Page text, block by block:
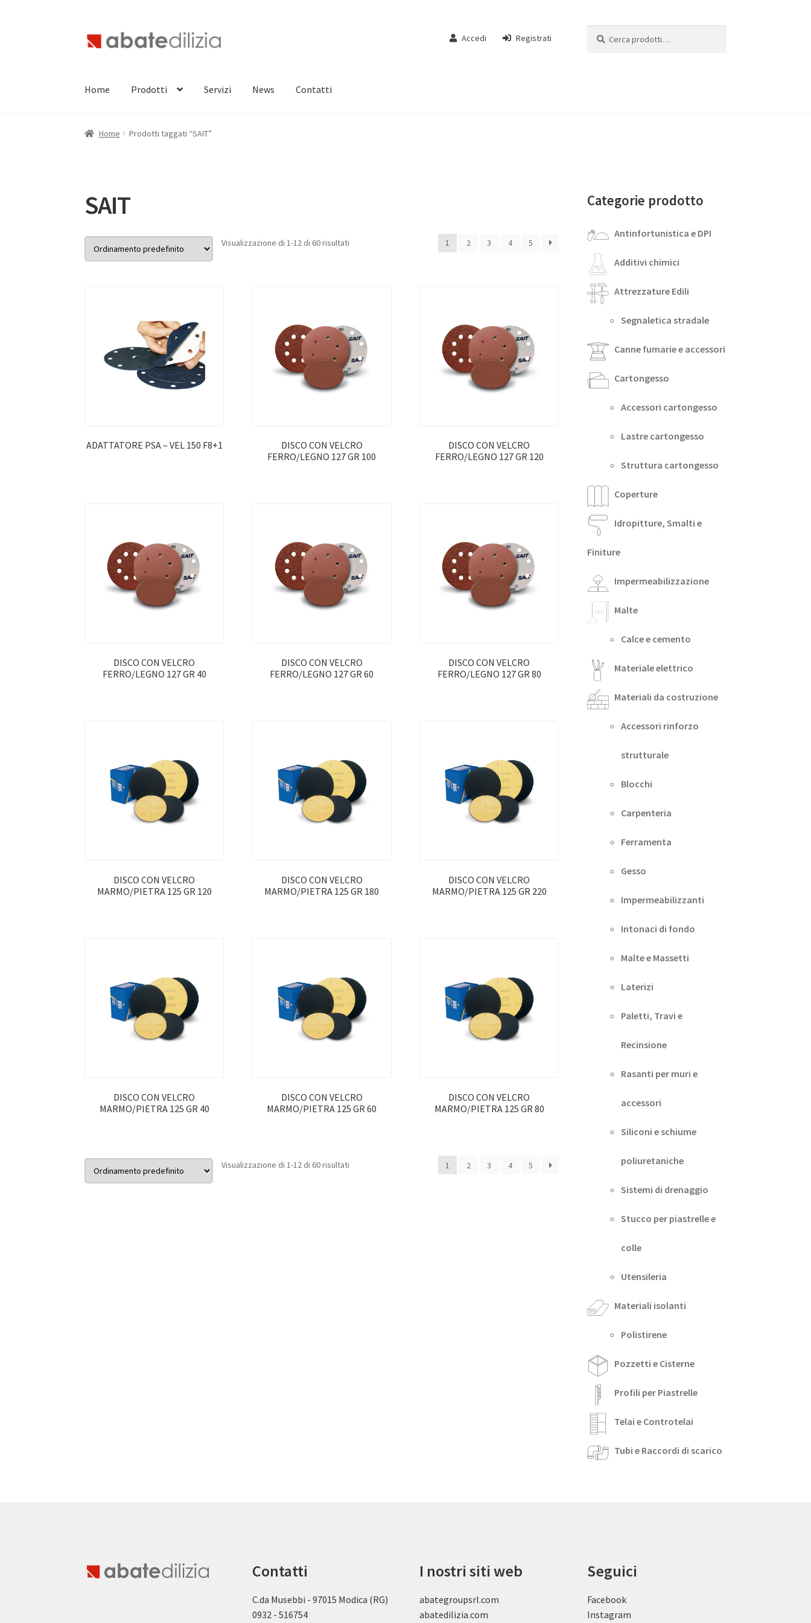
Vai
alla
Vai
al
Accedi Registrati
Home Prodotti Servizi News Contatti
Home Prodotti taggati “SAIT”
SAIT
Visualizzazione di 1-12 di 60 risultati 1 2 3 4 5
ADATTATORE PSA – VEL 150 F8+1
DISCO CON VELCRO
FERRO/LEGNO 127 GR 100
DISCO CON VELCRO
FERRO/LEGNO 127 GR 120
DISCO CON VELCRO
FERRO/LEGNO 127 GR 40
DISCO CON VELCRO
FERRO/LEGNO 127 GR 60
DISCO CON VELCRO
FERRO/LEGNO 127 GR 80
DISCO CON VELCRO
MARMO/PIETRA 125 GR 120
DISCO CON VELCRO
MARMO/PIETRA 125 GR 180
DISCO CON VELCRO
MARMO/PIETRA 125 GR 220
DISCO CON VELCRO
MARMO/PIETRA 125 GR 40
DISCO CON VELCRO
MARMO/PIETRA 125 GR 60
DISCO CON VELCRO
MARMO/PIETRA 125 GR 80
Visualizzazione di 1-12 di 60 risultati 1 2 3 4 5
Categorie prodotto
Antinfortunistica e DPI
Additivi chimici
Attrezzature Edili
Segnaletica stradale
Canne fumarie e accessori
Cartongesso
Accessori cartongesso
Lastre cartongesso
Struttura cartongesso
Coperture
Idropitture, Smalti e
Finiture
Impermeabilizzazione
Malte
Calce e cemento
Materiale elettrico
Materiali da costruzione
Accessori rinforzo
strutturale
Blocchi
Carpenteria
Ferramenta
Gesso
Impermeabilizzanti
Intonaci di fondo
Malte e Massetti
Laterizi
Paletti, Travi e
Recinsione
Rasanti per muri e
accessori
Siliconi e schiume
poliuretaniche
Sistemi di drenaggio
Stucco per piastrelle e
colle
Utensileria
Materiali isolanti
Polistirene
Pozzetti e Cisterne
Profili per Piastrelle
Telai e Controtelai
Tubi e Raccordi di scarico
Contatti
C.da Musebbi - 97015 Modica (RG)
0932 - 516754
I nostri siti web
abategroupsrl.com
abatedilizia.com
Seguici
Facebook
Instagram